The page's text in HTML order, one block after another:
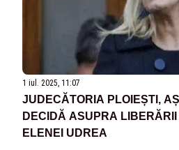
1 iul. 2025, 11:07
JUDECĂTORIA PLOIEȘTI,
DECIDĂ ASUPRA
ELENEI UDREA